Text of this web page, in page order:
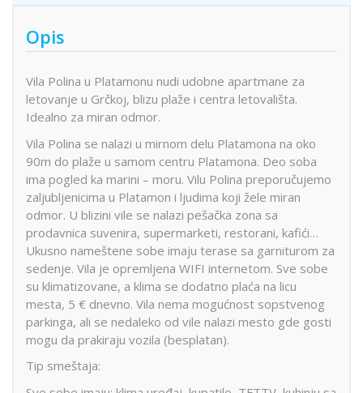
Opis
Vila Polina u Platamonu nudi udobne apartmane za
letovanje u Grčkoj, blizu plaže i centra letovališta.
Idealno za miran odmor.
Vila Polina se nalazi u mirnom delu Platamona na oko
90m do plaže u samom centru Platamona. Deo soba
ima pogled ka marini – moru. Vilu Polina preporučujemo
zaljubljenicima u Platamon i ljudima koji žele miran
odmor. U blizini vile se nalazi pešačka zona sa
prodavnica suvenira, supermarketi, restorani, kafići…
Ukusno nameštene sobe imaju terase sa garniturom za
sedenje. Vila je opremljena WIFI internetom. Sve sobe
su klimatizovane, a klima se dodatno plaća na licu
mesta, 5 € dnevno. Vila nema mogućnost sopstvenog
parkinga, ali se nedaleko od vile nalazi mesto gde gosti
mogu da prakiraju vozila (besplatan).
Tip smeštaja: